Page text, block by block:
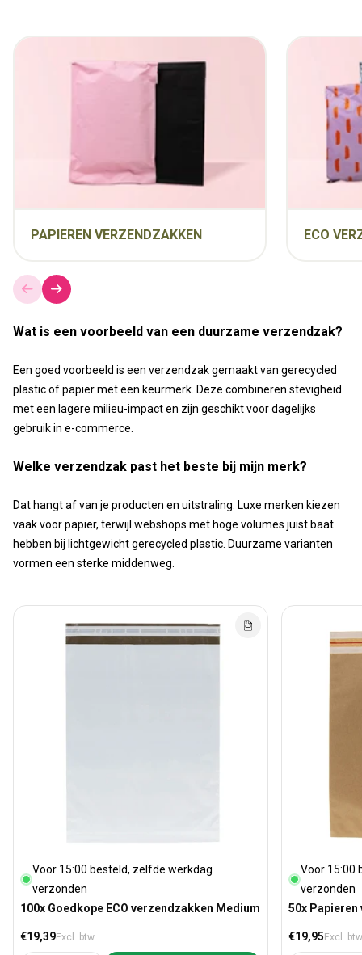
PAPIEREN VERZENDZAKKEN ECO
Wat is een voorbeeld van een duurzame verzendzak?
Een goed voorbeeld is een verzendzak gemaakt van gerecycled
plastic of papier met een keurmerk. Deze combineren stevigheid
met een lagere milieu-impact en zijn geschikt voor dagelijks
gebruik in e-commerce.
Welke verzendzak past het beste bij mijn merk?
Dat hangt af van je producten en uitstraling. Luxe merken kiezen
vaak voor papier, terwijl webshops met hoge volumes juist baat
hebben bij lichtgewicht gerecycled plastic. Duurzame varianten
vormen een sterke middenweg.
Voor 15:00 besteld, zelfde werkdag
verzonden
100x Goedkope ECO verzendzakken Medium
Normale prijs
€19,39Excl. btw
Voor 15:00
verzonden
50x Papieren
Normale prijs
€19,95 Excl.